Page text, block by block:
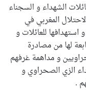
الشهداء و السجناء
المغربي في
للعائلات و
لها من مصادرة
و مداهمة غرفهم
الزي الصحراوي و
.